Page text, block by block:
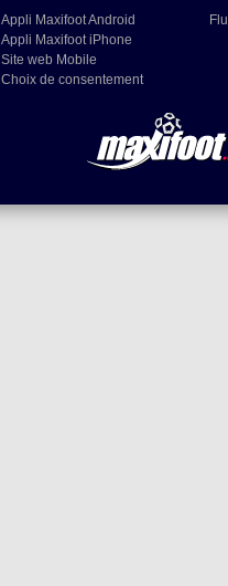
Appli Maxifoot Android
Appli Maxifoot iPhone
Site web Mobile
Choix de consentement